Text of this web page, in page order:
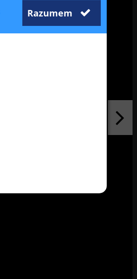
Razumem